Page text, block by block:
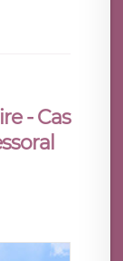
- Cas